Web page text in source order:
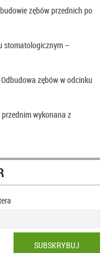
zębów przednich po
stomatologicznym –
zębów w odcinku
wykonana z
SUBSKRYBUJ